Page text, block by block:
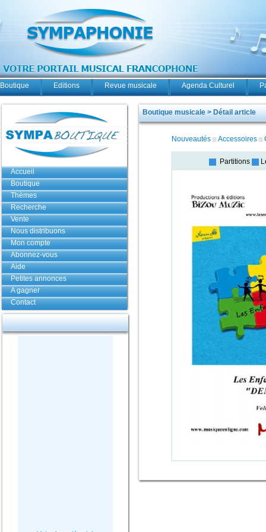
Boutique Editions Revue musicale Agenda Culturel
Accueil
Boutique
Thèmes
Recherche
Vente
Nous distribuons
Mon compte
Abonnez-vous
Aide
Petites annonces
A gagner
Contact
Boutique musicale > Détail article
Nouveautés Accessoires
Partitions